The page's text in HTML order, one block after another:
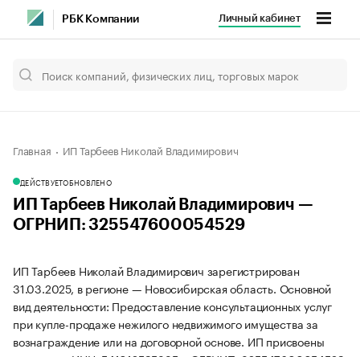
РБК Компании Личный кабинет
Главная ИП Тарбеев Николай Владимирович
ДЕЙСТВУЕТОБНОВЛЕНО
ИП Тарбеев Николай Владимирович —
ОГРНИП: 325547600054529
ИП Тарбеев Николай Владимирович зарегистрирован
31.03.2025, в регионе — Новосибирская область. Основной
вид деятельности: Предоставление консультационных услуг
при купле-продаже нежилого недвижимого имущества за
вознаграждение или на договорной основе. ИП присвоены